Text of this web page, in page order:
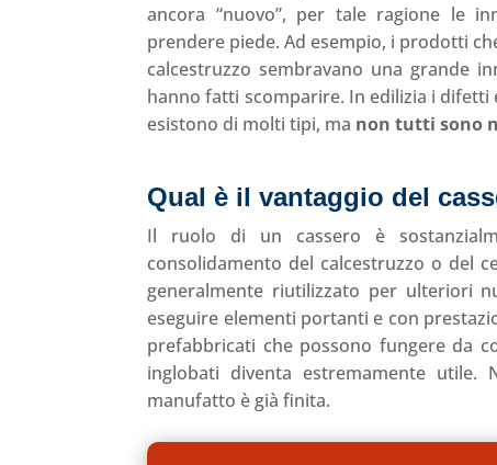
ancora “nuovo”, per tale ragione le
prendere piede. Ad esempio, i prodotti
calcestruzzo sembravano una grande
hanno fatti scomparire. In edilizia i difetti
esistono di molti tipi, ma non tutti sono
Qual è il vantaggio del
Il ruolo di un cassero è
consolidamento del calcestruzzo o del
generalmente riutilizzato per ulteriori
eseguire elementi portanti e con
prefabbricati che possono fungere da
inglobati diventa estremamente
manufatto è già finita.